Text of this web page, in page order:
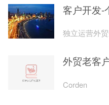
客户开发-
独立运营外贸
外贸老客
Corden